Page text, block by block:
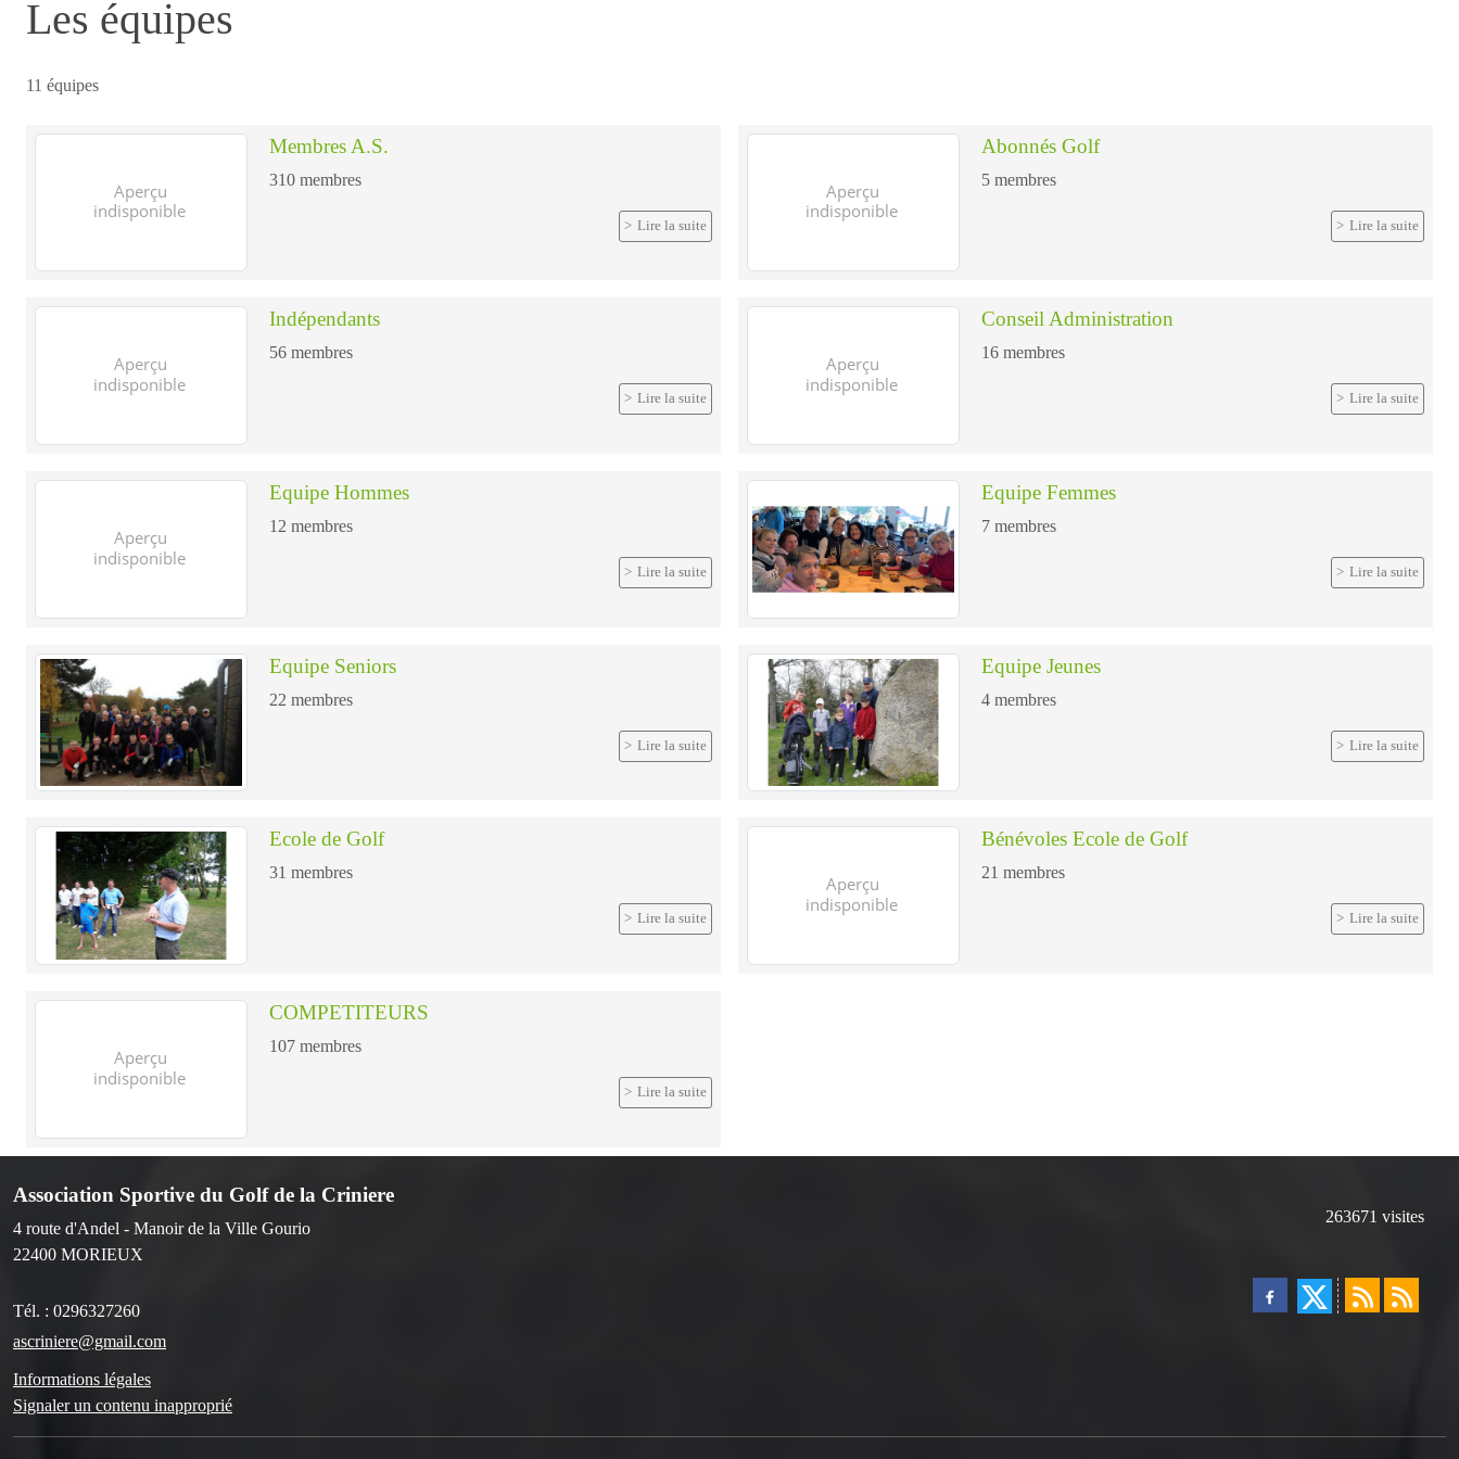
Les équipes
11 équipes
Membres A.S.
310 membres
Lire la suite
Abonnés Golf
5 membres
Lire la suite
Indépendants
56 membres
Lire la suite
Conseil Administration
16 membres
Lire la suite
Equipe Hommes
12 membres
Lire la suite
Equipe Femmes
7 membres
Lire la suite
Equipe Seniors
22 membres
Lire la suite
Equipe Jeunes
4 membres
Lire la suite
Ecole de Golf
31 membres
Lire la suite
Bénévoles Ecole de Golf
21 membres
Lire la suite
COMPETITEURS
107 membres
Lire la suite
Association Sportive du Golf de la Criniere
4 route d'Andel - Manoir de la Ville Gourio
22400 MORIEUX
Tél. : 0296327260
ascriniere@gmail.com
Informations légales
Signaler un contenu inapproprié
263671 visites